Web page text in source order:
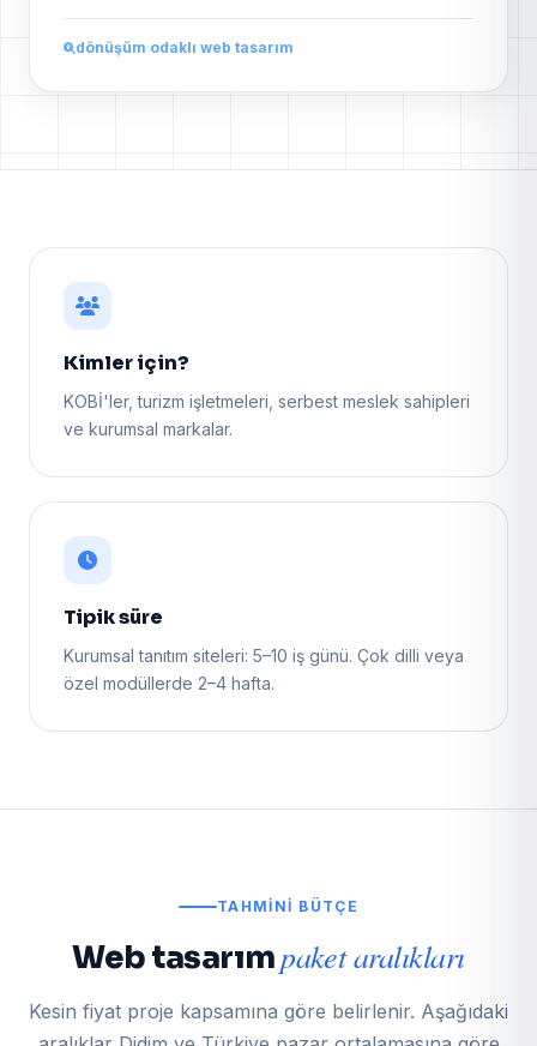
dönüşüm odaklı web tasarım
Kimler için?
KOBİ'ler, turizm işletmeleri, serbest meslek sahipleri
ve kurumsal markalar.
Tipik süre
Kurumsal tanıtım siteleri: 5–10 iş günü. Çok dilli veya
özel modüllerde 2–4 hafta.
TAHMINI BÜTÇE
Web tasarımpaket aralıkları
Kesin fiyat proje kapsamına göre belirlenir. Aşağıdaki